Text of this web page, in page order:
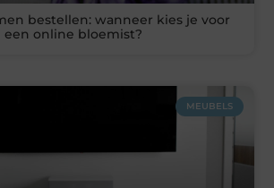
bestellen: wanneer kies je voor
een online bloemist?
MEUBELS